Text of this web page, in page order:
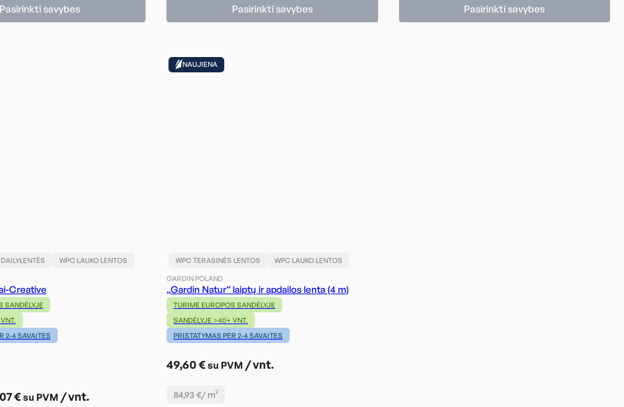
Pasirinkti savybes Pasirinkti savybes Pasirinkti savybes
WPC LAUKO LENTOS
Creative
SANDĖLYJE
2-4 SAVAITES
€Price
su PVM / vnt.
NAUJIENA
WPC TERASINĖS LENTOS WPC LAUKO LENTOS
GARDIN POLAND
„Gardin Natur“ laiptų ir apdailos lenta (4 m)
TURIME EUROPOS SANDĖLYJE
SANDĖLYJE >40+ VNT.
PRISTATYMAS PER 2-4 SAVAITES
49,60€su PVM / vnt.
84,93€/ m²